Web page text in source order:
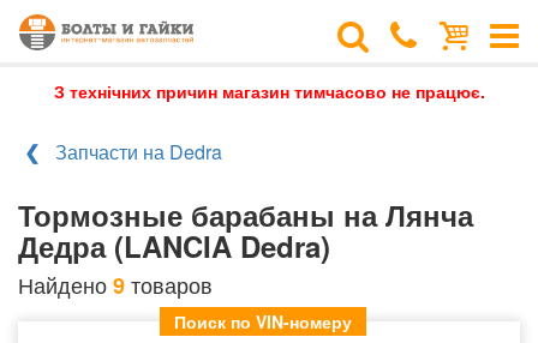
З технічних причин магазин тимчасово не працює.
Запчасти на Dedra
Тормозные барабаны на Лянча
Дедра (LANCIA Dedra)
Найдено9товаров
Поиск по VIN-номеру